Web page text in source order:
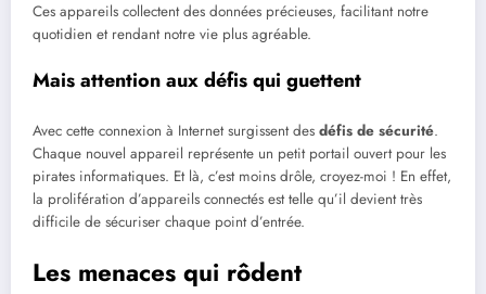
Ces appareils collectent des données précieuses, facilitant notre
quotidien et rendant notre vie plus agréable.
Mais attention aux défis qui guettent
Avec cette connexion à Internet surgissent des défis de sécurité.
Chaque nouvel appareil représente un petit portail ouvert pour les
pirates informatiques. Et là, c’est moins drôle, croyez-moi ! En effet,
la prolifération d’appareils connectés est telle qu’il devient très
difficile de sécuriser chaque point d’entrée.
Les menaces qui rôdent